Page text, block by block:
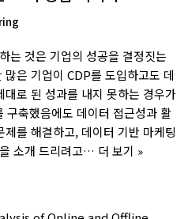
는 것은 기업의 성공을 결정짓는
은 기업이 CDP를 도입하고도 데
로 된 성과를 내지 못하는 경우가
구축했음에도 데이터 접근성과 활
를 해결하고, 데이터 기반 마케팅
소개 드리려고… 더 보기 »